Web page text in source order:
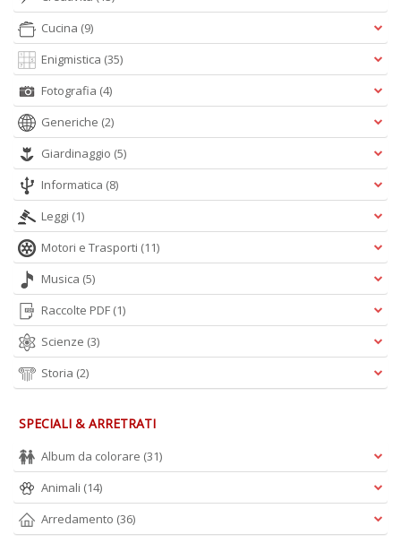
Cucina (9)
Enigmistica (35)
Fotografia (4)
Generiche (2)
Giardinaggio (5)
Informatica (8)
Leggi (1)
Motori e Trasporti (11)
Musica (5)
Raccolte PDF (1)
Scienze (3)
Storia (2)
SPECIALI & ARRETRATI
Album da colorare (31)
Animali (14)
Arredamento (36)